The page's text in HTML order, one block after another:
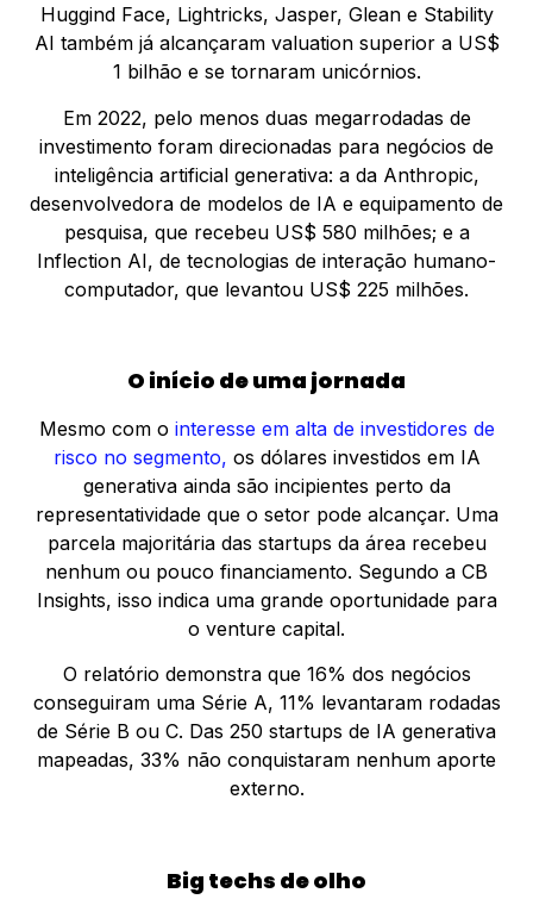
Huggind Face, Lightricks, Jasper, Glean e Stability
AI também já alcançaram valuation superior a US$
1 bilhão e se tornaram unicórnios.
Em 2022, pelo menos duas megarrodadas de
investimento foram direcionadas para negócios de
inteligência artificial generativa: a da Anthropic,
desenvolvedora de modelos de IA e equipamento de
pesquisa, que recebeu US$ 580 milhões; e a
Inflection AI, de tecnologias de interação humano-
computador, que levantou US$ 225 milhões.
O início de uma jornada
Mesmo com o interesse em alta de investidores de
risco no segmento, os dólares investidos em IA
generativa ainda são incipientes perto da
representatividade que o setor pode alcançar. Uma
parcela majoritária das startups da área recebeu
nenhum ou pouco financiamento. Segundo a CB
Insights, isso indica uma grande oportunidade para
o venture capital.
O relatório demonstra que 16% dos negócios
conseguiram uma Série A, 11% levantaram rodadas
de Série B ou C. Das 250 startups de IA generativa
mapeadas, 33% não conquistaram nenhum aporte
externo.
Big techs de olho